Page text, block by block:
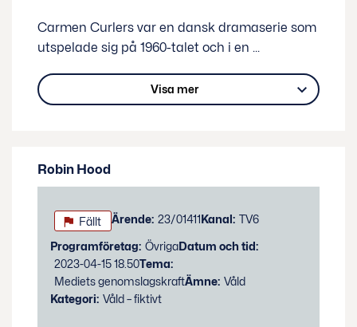
Carmen Curlers var en dansk dramaserie som
utspelade sig på 1960-talet och i en ...
Visa mer
Robin Hood
Status:Fällt Ärende: 23/01411Kanal: TV6
Programföretag: ÖvrigaDatum och tid:
2023-04-15 18.50Tema:
Mediets genomslagskraftÄmne: Våld
Kategori: Våld – fiktivt